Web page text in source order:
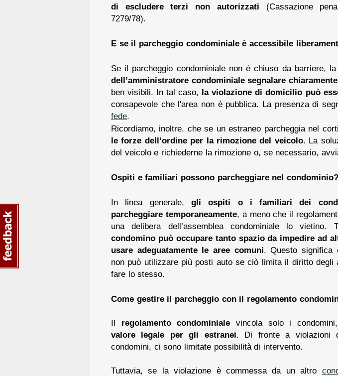
di escludere terzi non autorizzati (Cassazione
7279/78).
E se il parcheggio condominiale è accessibile
Se il parcheggio condominiale non è chiuso da barriere,
dell’amministratore condominiale segnalare
ben visibili. In tal caso, la violazione di domicilio può
consapevole che l'area non è pubblica. La presenza di
fede.
Ricordiamo, inoltre, che se un estraneo parcheggia nel
le forze dell’ordine per la rimozione del veicolo. La
del veicolo e richiederne la rimozione o, se necessario,
Ospiti e familiari possono parcheggiare nel condominio?
In linea generale, gli ospiti o i familiari dei
parcheggiare temporaneamente, a meno che il
una delibera dell’assemblea condominiale lo vietino.
condomino può occupare tanto spazio da impedire ad
usare adeguatamente le aree comuni. Questo significa
non può utilizzare più posti auto se ciò limita il diritto degli
fare lo stesso.
Come gestire il parcheggio con il regolamento
Il regolamento condominiale vincola solo i
valore legale per gli estranei. Di fronte a violazioni
condomini, ci sono limitate possibilità di intervento.
Tuttavia, se la violazione è commessa da un altro